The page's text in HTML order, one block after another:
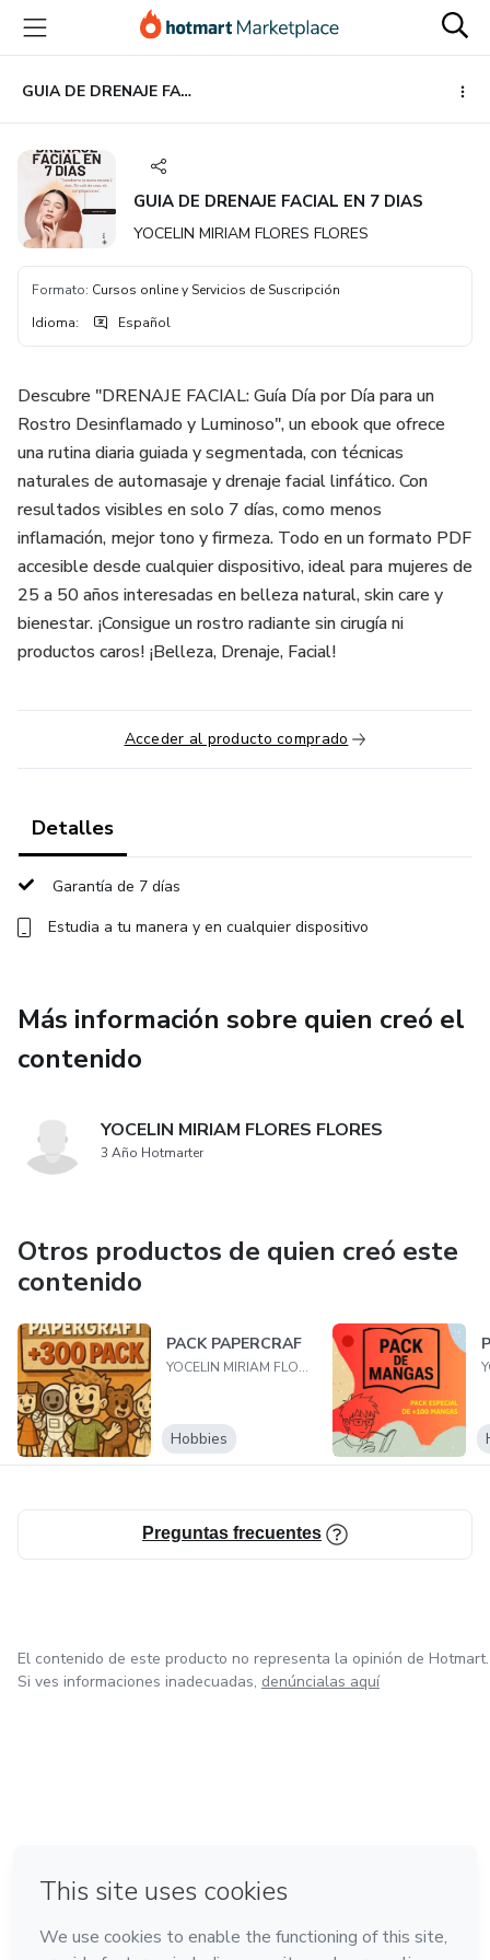
principal
página
de
página
GUIA DE DRENAJE FACIAL EN 7 DIAS
GUIA DE DRENAJE FACIAL EN 7 DIAS
YOCELIN MIRIAM FLORES FLORES
Formato: Cursos online y Servicios de Suscripción
Idioma: Español
Descubre "DRENAJE FACIAL: Guía Día por Día para un
Rostro Desinflamado y Luminoso", un ebook que ofrece
una rutina diaria guiada y segmentada, con técnicas
naturales de automasaje y drenaje facial linfático. Con
resultados visibles en solo 7 días, como menos
inflamación, mejor tono y firmeza. Todo en un formato PDF
accesible desde cualquier dispositivo, ideal para mujeres de
25 a 50 años interesadas en belleza natural, skin care y
bienestar. ¡Consigue un rostro radiante sin cirugía ni
productos caros! ¡Belleza, Drenaje, Facial!
Acceder al producto comprado
Detalles
Garantía de 7 días
Estudia a tu manera y en cualquier dispositivo
Más información sobre quien creó el
contenido
YOCELIN MIRIAM FLORES FLORES
3 Año Hotmarter
Otros productos de quien creó este
contenido
PACK PAPERCRAF
YOCELIN MIRIAM FLORES FLORES
Hobbies
Preguntas frecuentes
El contenido de este producto no representa la opinión de Hotmart.
Si ves informaciones inadecuadas, denúncialas aquí
Hecho con❤ en Belo Horizonte